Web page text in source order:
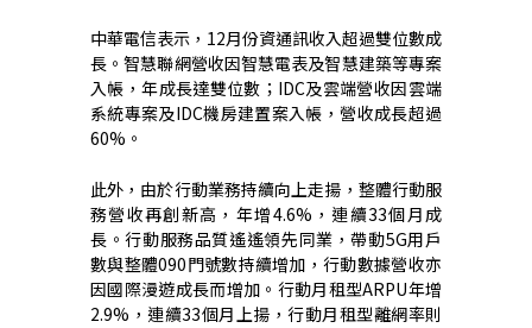
中華電信表示， 12月份資通訊收入超過雙位數成
長。智慧聯網營收因智慧電表及智慧建築等專案
入帳，年成長達雙位數； IDC及雲端營收因雲端
系統專案及IDC機房建置案入帳，營收成長超過
60% 。
此外，由於行動業務持續向上走揚，整體行動服
務營收再創新高，年增4.6% ，連續33個月成
長。行動服務品質遙遙領先同業，帶動5G用戶
數與整體090門號數持續增加，行動數據營收亦
因國際漫遊成長而增加。行動月租型ARPU年增
2.9% ，連續33個月上揚，行動月租型離網率則